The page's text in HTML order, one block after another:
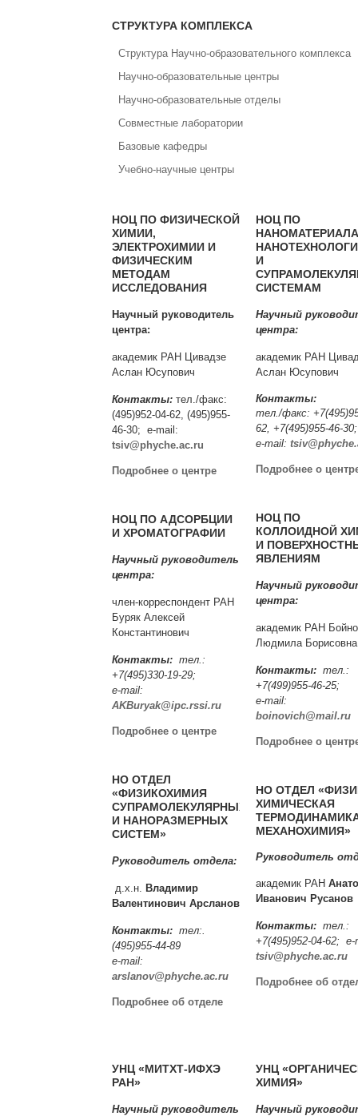
СТРУКТУРА КОМПЛЕКСА
Структура Научно-образовательного комплекса
Научно-образовательные центры
Научно-образовательные отделы
Совместные лаборатории
Базовые кафедры
Учебно-научные центры
НОЦ ПО ФИЗИЧЕСКОЙ
ХИМИИ,
ЭЛЕКТРОХИМИИ И
ФИЗИЧЕСКИМ
МЕТОДАМ
ИССЛЕДОВАНИЯ
Научный руководитель
центра:
академик РАН Цивадзе
Аслан Юсупович
Контакты: тел./факс:
(495)952-04-62, (495)955-
46-30; e-mail:
tsiv@phyche.ac.ru
Подробнее о центре
НОЦ ПО АДСОРБЦИИ
И ХРОМАТОГРАФИИ
Научный руководитель
центра:
член-корреспондент РАН
Буряк Алексей
Константинович
Контакты: тел.:
+7(495)330-19-29;
e-mail:
AKBuryak@ipc.rssi.ru
Подробнее о центре
НО ОТДЕЛ
«ФИЗИКОХИМИЯ
СУПРАМОЛЕКУЛЯРНЫХ
И НАНОРАЗМЕРНЫХ
СИСТЕМ»
Руководитель отдела:
д.х.н. Владимир
Валентинович Арсланов
Контакты: тел:.
(495)955-44-89
e-mail:
arslanov@phyche.ac.ru
Подробнее об отделе
НОЦ ПО
И
СИСТЕМАМ
Научный
центра:
академик РАН
Аслан Юсупович
Контакты:
тел./факс:
62, +7(495)955-46-
e-mail:
Подробнее о
НОЦ ПО
КОЛЛОИДНОЙ
И
ЯВЛЕНИЯМ
Научный
центра:
академик РАН
Людмила Борисовна
Контакты: тел.:
+7(499)955-46-25;
e-mail:
boinovich@mail.ru
Подробнее о
НО ОТДЕЛ
ХИМИЧЕСКАЯ
МЕХАНОХИМИЯ»
Руководитель
академик РАН
Иванович Русанов
Контакты: тел.:
+7(495)952-04-62; e-
tsiv@phyche.ac.ru
Подробнее об
УНЦ «МИТХТ-ИФХЭ
РАН»
Научный руководитель
УНЦ
ХИМИЯ»
Научный